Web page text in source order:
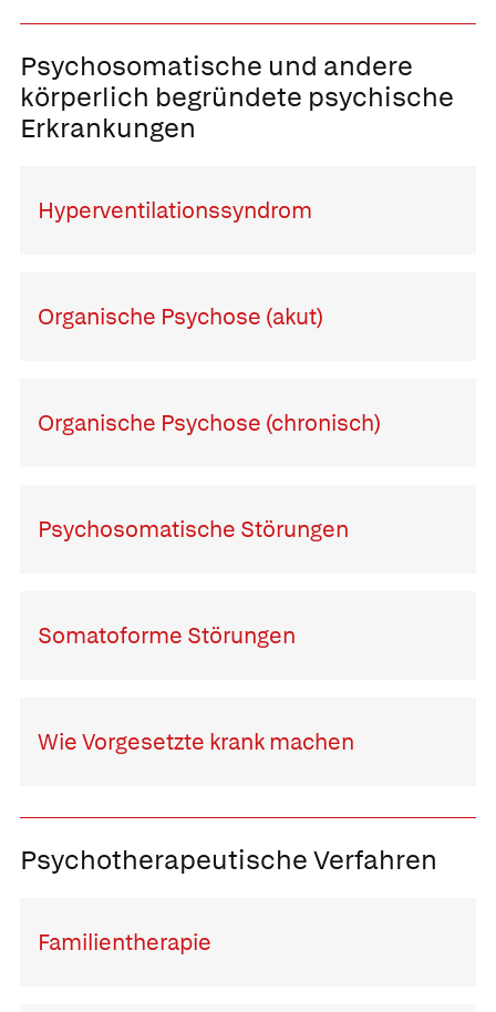
Psychosomatische und andere
körperlich begründete psychische
Erkrankungen
Hyperventilationssyndrom
Organische Psychose (akut)
Organische Psychose (chronisch)
Psychosomatische Störungen
Somatoforme Störungen
Wie Vorgesetzte krank machen
Psychotherapeutische Verfahren
Familientherapie